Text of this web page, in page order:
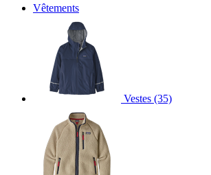
Vêtements
Vestes (35)